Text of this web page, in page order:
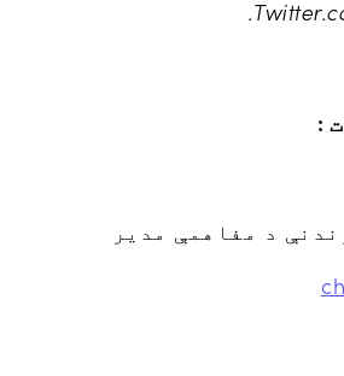
:
د مفاهمې مدیر